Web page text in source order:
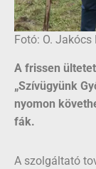
Fotó: O. Jakócs
A frissen
„Szívügyünk
nyomon
fák.
A szolgáltató